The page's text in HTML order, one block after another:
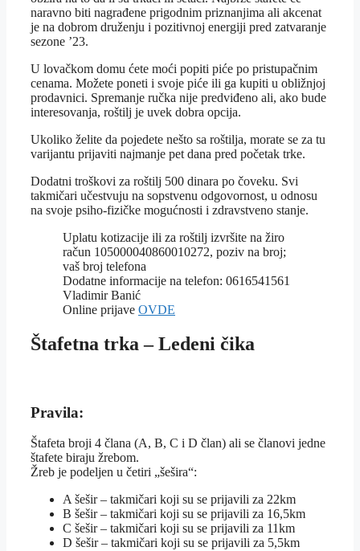
naravno biti nagrađene prigodnim priznanjima ali akcenat
je na dobrom druženju i pozitivnoj energiji pred zatvaranje
sezone ’23.
U lovačkom domu ćete moći popiti piće po pristupačnim
cenama. Možete poneti i svoje piće ili ga kupiti u obližnjoj
prodavnici. Spremanje ručka nije predviđeno ali, ako bude
interesovanja, roštilj je uvek dobra opcija.
Ukoliko želite da pojedete nešto sa roštilja, morate se za tu
varijantu prijaviti najmanje pet dana pred početak trke.
Dodatni troškovi za roštilj 500 dinara po čoveku. Svi
takmičari učestvuju na sopstvenu odgovornost, u odnosu
na svoje psiho-fizičke mogućnosti i zdravstveno stanje.
Uplatu kotizacije ili za roštilj izvršite na žiro
račun 105000040860010272, poziv na broj;
vaš broj telefona
Dodatne informacije na telefon: 0616541561
Vladimir Banić
Online prijave OVDE
Štafetna trka – Ledeni čika
Pravila:
Štafeta broji 4 člana (A, B, C i D član) ali se članovi jedne
štafete biraju žrebom.
Žreb je podeljen u četiri „šešira“:
A šešir – takmičari koji su se prijavili za 22km
B šešir – takmičari koji su se prijavili za 16,5km
C šešir – takmičari koji su se prijavili za 11km
D šešir – takmičari koji su se prijavili za 5,5km